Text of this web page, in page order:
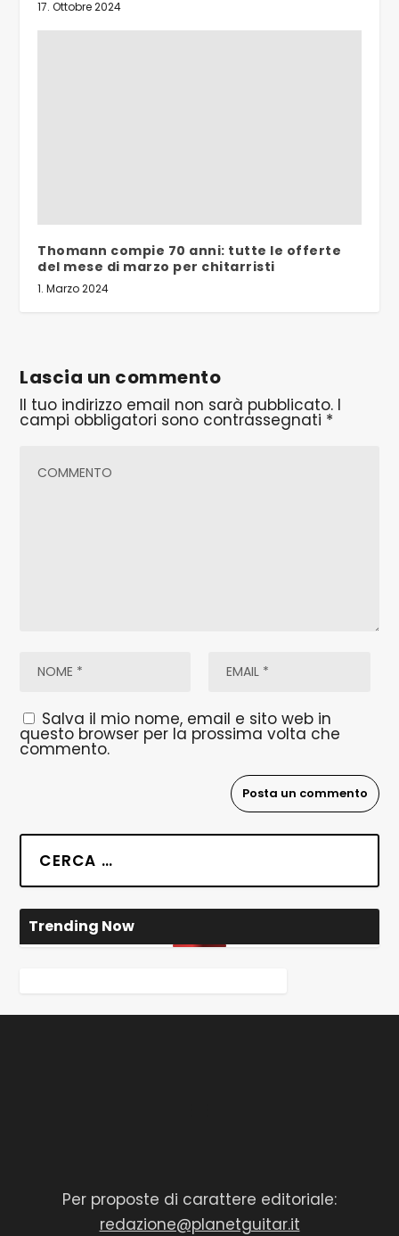
17. Ottobre 2024
Thomann compie 70 anni: tutte le offerte
del mese di marzo per chitarristi
1. Marzo 2024
Lascia un commento
Il tuo indirizzo email non sarà pubblicato. I
campi obbligatori sono contrassegnati *
Salva il mio nome, email e sito web in
questo browser per la prossima volta che
commento.
Trending Now
Per proposte di carattere editoriale:
redazione@planetguitar.it